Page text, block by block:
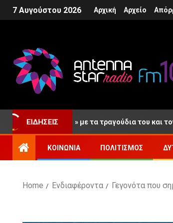
7 Αυγούστου 2026 Αρχική Αρχείο
ΕΙΔΉΣΕΙΣ
«αντίο» με τα τραγούδια του και τον ήχο
ΚΟΙΝΩΝΊΑ ΠΟΛΙΤΙΣΜΌΣ
Home Ενδιαφέροντα Γεγονότα που